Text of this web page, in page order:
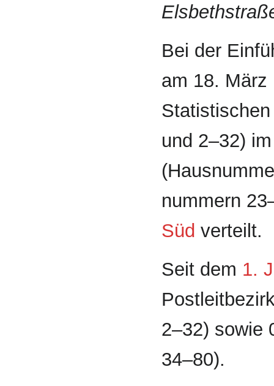
Bei der
am 18. März
und 2–32)
nummern
Süd verteilt.
Seit dem 1.
2–32) sowie
34–80).